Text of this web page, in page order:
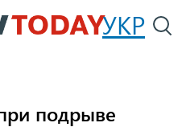
Перейти
к
УКР
подрыве